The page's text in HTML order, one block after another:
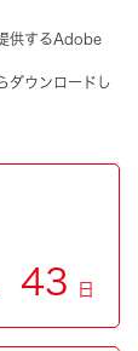
供するAdobe
ダウンロードし
43 日